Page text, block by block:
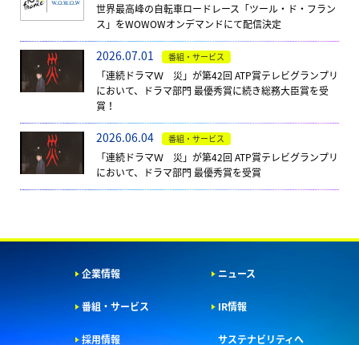
世界最高峰の自転車ロードレース「ツール・ド・フラン
ス」をWOWOWオンデマンドにて配信決定
2026.07.01 番組・サービス
「連続ドラマＷ 災」が第42回 ATP賞テレビグランプリ
において、ドラマ部門 最優秀賞に続き総務大臣賞を受
賞！
2026.06.04 番組・サービス
「連続ドラマＷ 災」が第42回 ATP賞テレビグランプリ
において、ドラマ部門 最優秀賞を受賞
企業情報 ニュース
番組・サービス IR情報
採用情報 サステナビリティへ